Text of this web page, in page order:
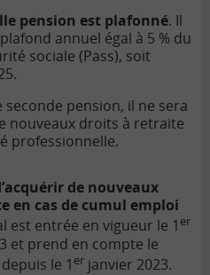
pension est plafonné. Il
annuel égal à 5 % du
sociale (Pass), soit
pension, il ne sera
nouveaux droits à retraite
professionnelle.
de nouveaux
en cas de cumul emploi
est entrée en vigueur le 1 er
et prend en compte le
le 1 er janvier 2023.